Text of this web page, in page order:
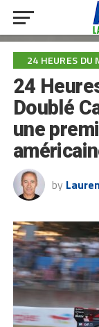
24 HEURES DU
24
Doublé
une
by